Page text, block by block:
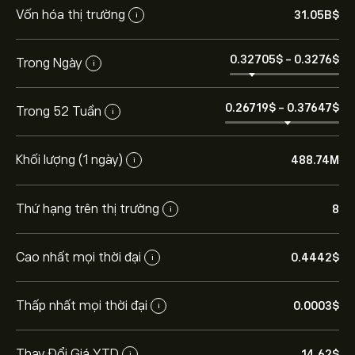
Vốn hóa thị trường i 31.05B‎$‎
Trong Ngày i 0.32705‎$‎ - 0.3276‎$‎
Trong 52 Tuần i 0.26719‎$‎ - 0.37647‎$‎
Khối lượng (1 ngày) i 488.74M
Thứ hạng trên thị trường i 8
Cao nhất mọi thời đại i 0.4442‎$‎
Thấp nhất mọi thời đại i 0.0003‎$‎